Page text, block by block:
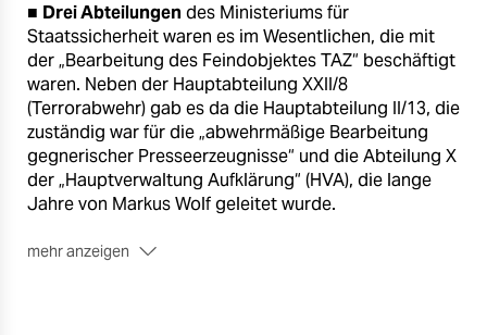
■ Drei Abteilungendes Ministeriums für
Staatssicherheit waren es im Wesentlichen, die mit
der „Bearbeitung des Feindobjektes TAZ“ beschäftigt
waren. Neben der Hauptabteilung XXII/8
(Terrorabwehr) gab es da die Hauptabteilung II/13, die
zuständig war für die „abwehrmäßige Bearbeitung
gegnerischer Presseerzeugnisse“ und die Abteilung X
der „Hauptverwaltung Aufklärung“ (HVA), die lange
Jahre von Markus Wolf geleitet wurde.
mehr anzeigen